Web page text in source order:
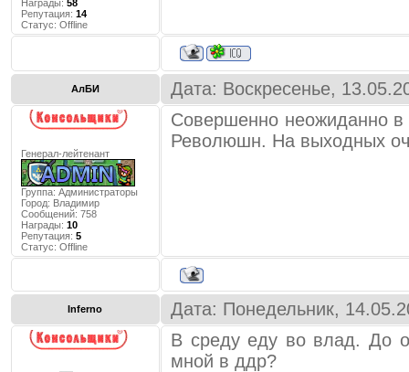
Награды: 58
Репутация: 14
Статус: Offline
АлБИ Дата: Воскресенье,
Генерал-лейтенант
Группа: Администраторы
Город: Владимир
Сообщений: 758
Награды: 10
Репутация: 5
Статус: Offline
Совершенно неожиданно
Революшн. На выходных
Inferno Дата: Понедельник,
В среду еду во влад. До
мной в ддр?